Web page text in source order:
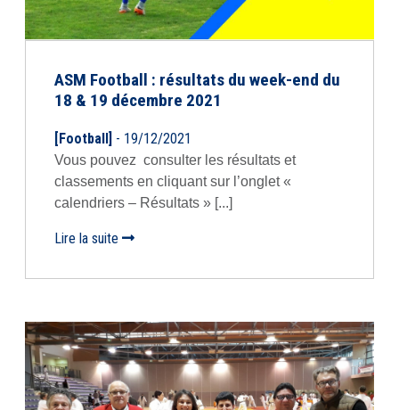
ASM Football : résultats du week-end du
18 & 19 décembre 2021
[Football] - 19/12/2021
Vous pouvez consulter les résultats et
classements en cliquant sur l’onglet «
calendriers – Résultats » [...]
Lire la suite